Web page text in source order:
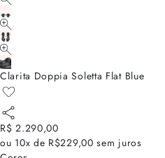
Clarita Doppia Soletta Flat Blue
R$ 2.290,00
ou 10x de R$229,00 sem juros